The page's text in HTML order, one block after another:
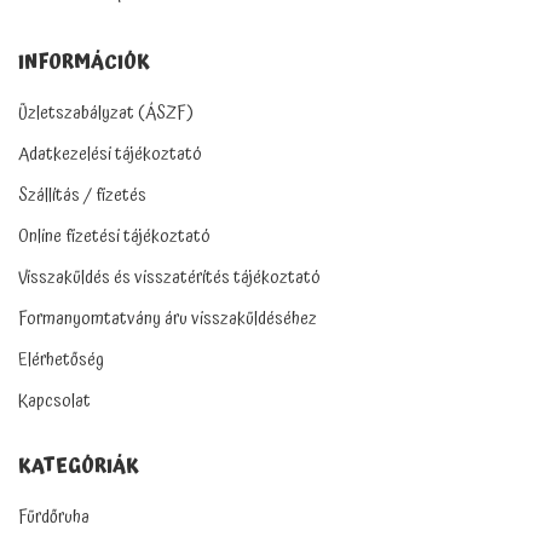
INFORMÁCIÓK
Üzletszabályzat (ÁSZF)
Adatkezelési tájékoztató
Szállítás / fizetés
Online fizetési tájékoztató
Visszaküldés és visszatérítés tájékoztató
Formanyomtatvány áru visszaküldéséhez
Elérhetőség
Kapcsolat
KATEGÓRIÁK
Fürdőruha